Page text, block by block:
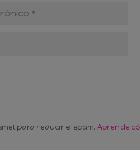
para reducir el spam.Aprende